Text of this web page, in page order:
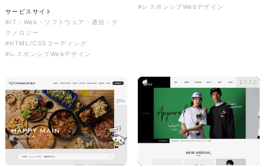
#HTML/CSSコーディング
#レスポンシブWebデザイン
有限会社ディーズ様 ハンドタ
サービスサイト
#IT・Web・ソフトウェア・通信・テ
クノロジー
#HTML/CSSコーディング
#レスポンシブWebデザイン
#レスポンシブWebデザイン